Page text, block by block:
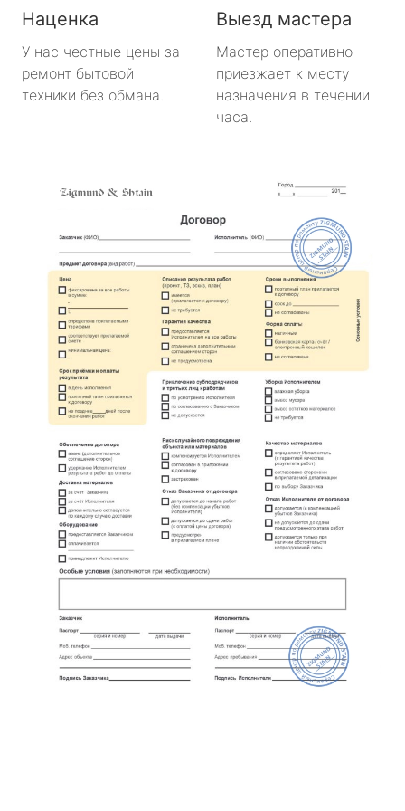
Наценка
У нас честные цены за
ремонт бытовой
техники без обмана.
Выезд мастера
Мастер оперативно
приезжает к месту
назначения в течении
часа.